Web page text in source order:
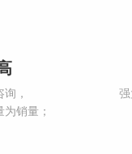
，
销量；